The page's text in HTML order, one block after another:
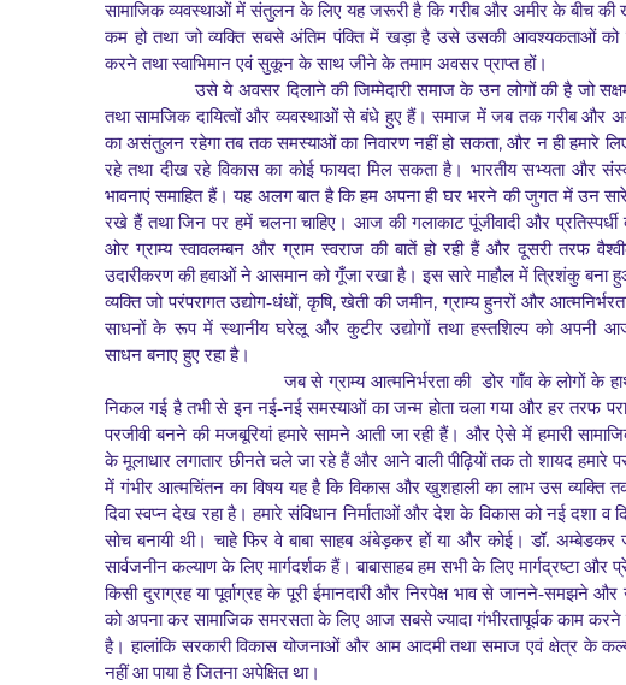
सामाजिक व्यवस्थाओं में संतुलन के लिए यह जरूरी है कि गरीब और अमीर केबीच की
कम हो तथा जो व्यक्ति सबसे अंतिम पंक्ति में खड़ा है उसे उसकीआवश्यकताओं को
करने तथा स्वाभिमान एवं सुकून के साथ जीने के तमाम अवसर प्राप्त हों।
उसे ये अवसर दिलाने की जिम्मेदारी समाज के उन लोगों की है जो
तथा सामजिक दायित्वों और व्यवस्थाओं से बंधे हुए हैं। समाज में जब तकगरीब और
का असंतुलन रहेगा तब तक समस्याओं का निवारण नहीं हो सकता,और न ही हमारे
रहे तथा दीख रहे विकास का कोई फायदा मिल सकता है। भारतीय सभ्यता और
भावनाएं समाहित हैं। यह अलग बात है कि हम अपना ही घर भरने की जुगत में उन सारे
रखे हैं तथा जिन पर हमें चलना चाहिए। आज की गलाकाट पूंजीवादी और
ओर ग्राम्यस्वावलम्बन और ग्राम स्वराज की बातें हो रही हैं और दूसरी तरफ
उदारीकरण की हवाओं ने आसमान को गूँजा रखा है। इस सारे माहौल में त्रिशंकु बना
व्यक्ति जो परंपरागतउद्योग-धंधों,कृषि,खेती की जमीन,ग्राम्य हुनरों और
साधनों के रूप में स्थानीय घरेलू और कुटीर उद्योगों तथा हस्तशिल्पको अपनी
साधन बनाए हुए रहा है।
जब से ग्राम्य आत्मनिर्भरता की डोर गाँव के लोगों के
निकलगई है तभी से इन नई-नई समस्याओं का जन्म होता चला गया और हर तरफ
परजीवी बनने की मजबूरियां हमारे सामने आती जा रही हैं। और ऐसे में हमारी
के मूलाधार लगातार छीनते चले जा रहे हैं और आनेवाली पीढ़ियों तक तो शायद
में गंभीर आत्मचिंतन का विषय यह है कि विकास औरखुशहाली का लाभ उस व्यक्ति
दिवा स्वप्न देख रहा है। हमारे संविधान निर्माताओं और देश के विकास को नई दशा व
सोच बनायी थी। चाहे फिरवे बाबा साहब अंबेड़कर हों या और कोई। डॉ. अम्बेडकर
सार्वजनीन कल्याण के लिएमार्गदर्शक हैं। बाबासाहब हम सभी के लिए मार्गद्रष्टा और
किसी दुराग्रह यापूर्वाग्रह के पूरी ईमानदारी और निरपेक्ष भाव से जानने-समझने और
को अपना कर सामाजिकसमरसता के लिए आज सबसे ज्यादा गंभीरतापूर्वक काम
है। हालांकि सरकारी विकास योजनाओं और आम आदमी तथा समाज एवं क्षेत्र के
नहीं आ पाया है जितनाअपेक्षित था।